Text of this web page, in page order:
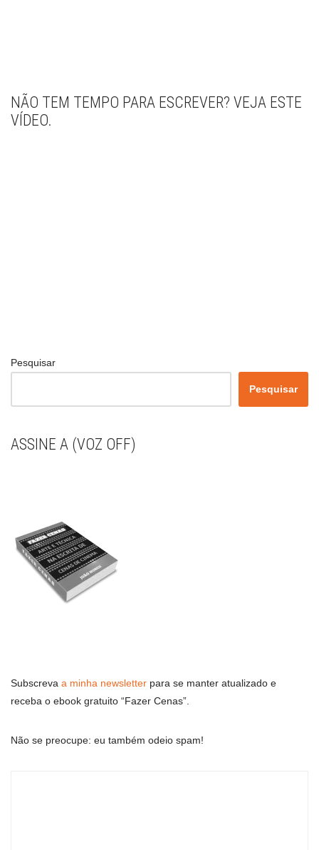
NÃO TEM TEMPO PARA ESCREVER? VEJA ESTE
VÍDEO.
Pesquisar
Pesquisar
ASSINE A (VOZ OFF)
Subscreva a minha newsletter para se manter atualizado e
receba o ebook gratuito “Fazer Cenas”.
Não se preocupe: eu também odeio spam!